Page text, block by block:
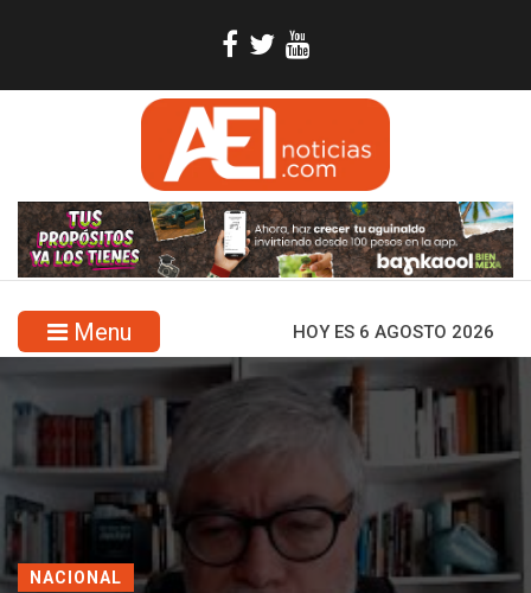
Menu HOY ES 6 AGOSTO 2026
NACIONAL